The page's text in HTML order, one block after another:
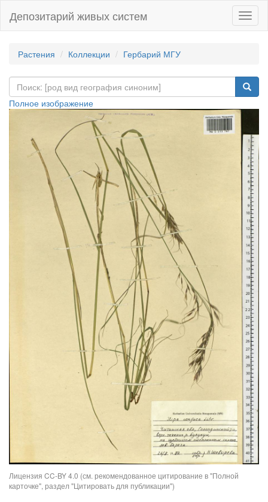
Депозитарий живых систем
Растения Коллекции Гербарий МГУ
Полное изображение
Лицензия CC-BY 4.0 (см. рекомендованное цитирование в "Полной
карточке", раздел "Цитировать для публикации")